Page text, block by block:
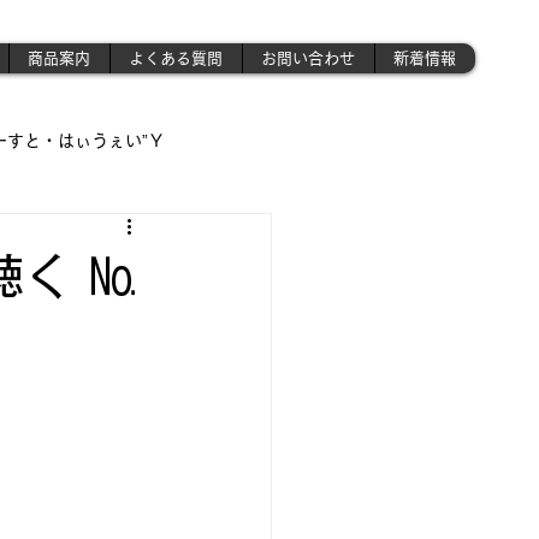
商品案内 よくある質問 お問い合わせ 新着情報
すと・はぃうぇい”Ｙ
く №